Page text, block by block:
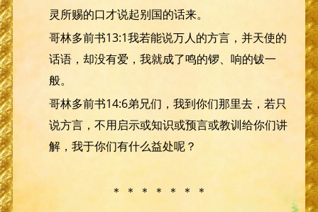
灵所赐的口才说起别国的话来。
哥林多前书13:1我若能说万人的方言，并天使的
话语，却没有爱，我就成了鸣的锣、响的钹一
般。
哥林多前书14:6弟兄们，我到你们那里去，若只
说方言，不用启示或知识或预言或教训给你们讲
解，我于你们有什么益处呢？
＊ ＊ ＊ ＊ ＊ ＊ ＊